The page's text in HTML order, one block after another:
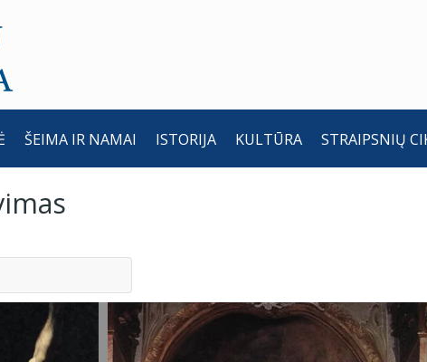
ŠEIMA IR NAMAI ISTORIJA KULTŪRA STRAIPSNIŲ
Nukryžiavimas.